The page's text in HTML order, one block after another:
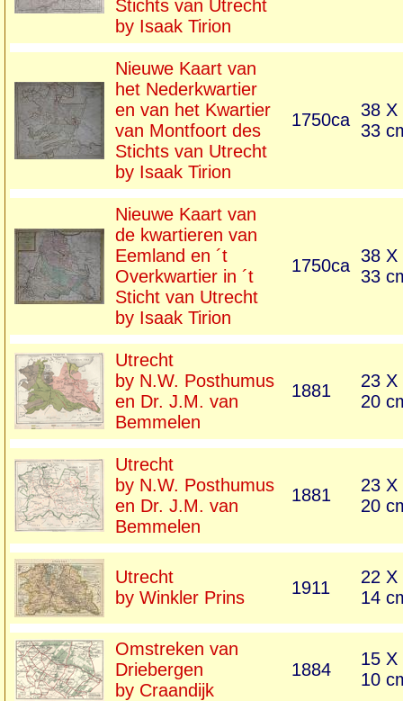
Stichts van Utrecht
by Isaak Tirion
Nieuwe Kaart van
het Nederkwartier
en van het Kwartier
van Montfoort des
Stichts van Utrecht
by Isaak Tirion
1750ca 38 X
33
Nieuwe Kaart van
de kwartieren van
Eemland en ´t
Overkwartier in ´t
Sticht van Utrecht
by Isaak Tirion
1750ca 38 X
33
Utrecht
by N.W. Posthumus
en Dr. J.M. van
Bemmelen
1881
23 X
20
Utrecht
by N.W. Posthumus
en Dr. J.M. van
Bemmelen
1881
23 X
20
Utrecht
by Winkler Prins
1911
22 X
14
Omstreken van
Driebergen
by Craandijk
1884
15 X
10